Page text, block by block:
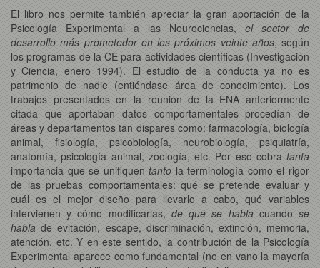
El libro nos permite también apreciar la gran aportación de la
Psicología Experimental a las Neurociencias, el sector de
desarrollo más prometedor en los próximos veinte años, según
los programas de la CE para actividades científicas (Investigación
y Ciencia, enero 1994). El estudio de la conducta ya no es
patrimonio de nadie (entiéndase área de conocimiento). Los
trabajos presentados en la reunión de la ENA anteriormente
citada que aportaban datos comportamentales procedían de
áreas y departamentos tan dispares como: farmacología, biología
animal, fisiología, psicobiología, neurobiología, psiquiatría,
anatomía, psicología animal, zoología, etc. Por eso cobra tanta
importancia que se unifiquentanto la terminología como el rigor
de las pruebas comportamentales: qué se pretende evaluar y
cuál es el mejor diseño para llevarlo a cabo, qué variables
intervienen y cómo modificarlas, de qué se habla cuando se
habla de evitación, escape, discriminación, extinción, memoria,
atención, etc. Y en este sentido, la contribución de la Psicología
Experimental aparece como fundamental (no en vano la mayoría